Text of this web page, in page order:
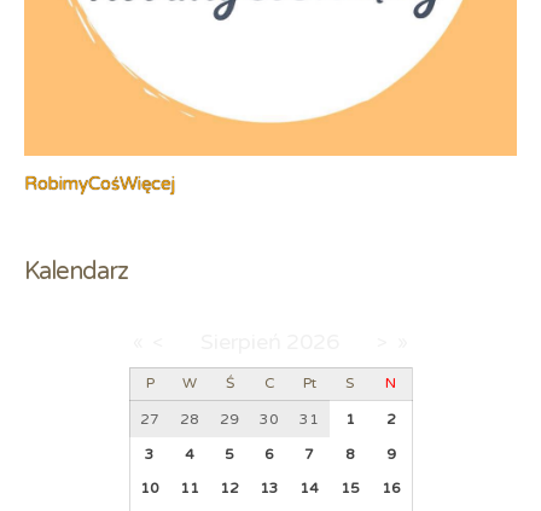
RobimyCośWięcej
Kalendarz
P W Ś C Pt S N
27 28 29 30 31 1 2
3 4 5 6 7 8
9
10
11 12 13 14 15 16